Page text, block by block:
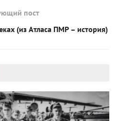
пост
(из Атласа ПМР – история)